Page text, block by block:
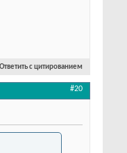
Ответить с цитированием
#20